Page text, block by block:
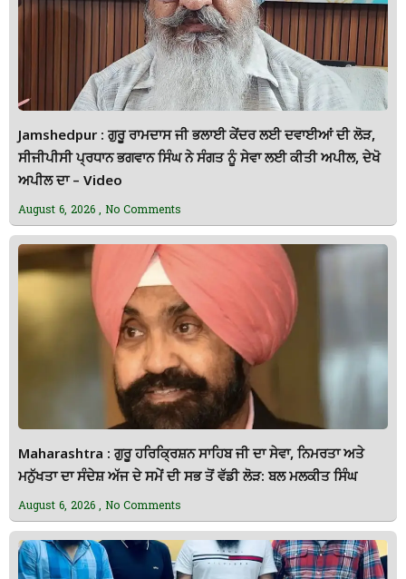
Jamshedpur : ਗੁਰੂ ਰਾਮਦਾਸ ਜੀ ਭਲਾਈ ਕੇਂਦਰ ਲਈ ਦਵਾਈਆਂ ਦੀ ਲੋੜ,
ਸੀਜੀਪੀਸੀ ਪ੍ਰਧਾਨ ਭਗਵਾਨ ਸਿੰਘ ਨੇ ਸੰਗਤ ਨੂੰ ਸੇਵਾ ਲਈ ਕੀਤੀ ਅਪੀਲ, ਦੇਖੋ
ਅਪੀਲ ਦਾ – Video
August 6, 2026 No Comments
Maharashtra : ਗੁਰੂ ਹਰਿਕ੍ਰਿਸ਼ਨ ਸਾਹਿਬ ਜੀ ਦਾ ਸੇਵਾ, ਨਿਮਰਤਾ ਅਤੇ
ਮਨੁੱਖਤਾ ਦਾ ਸੰਦੇਸ਼ ਅੱਜ ਦੇ ਸਮੇਂ ਦੀ ਸਭ ਤੋਂ ਵੱਡੀ ਲੋੜ: ਬਲ ਮਲਕੀਤ ਸਿੰਘ
August 6, 2026 No Comments